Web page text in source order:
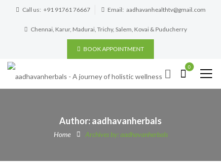
Call us: +91 91761 76667 Email: aadhavanhealthtv@gmail.com
Chennai, Karur, Madurai, Trichy, Salem, Kovai & Puducherry
BOOK APPOINTMENT
0
Author: aadhavanherbals
Home Archives by: aadhavanherbals